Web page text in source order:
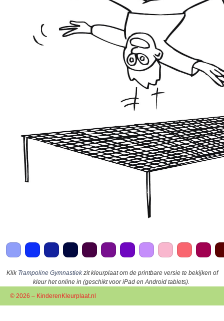
Klik Trampoline Gymnastiekzit kleurplaat om de printbare versie te bekijken of
kleur het online in (geschikt voor iPad en Android tablets).
© 2026 – KinderenKleurplaat.nl